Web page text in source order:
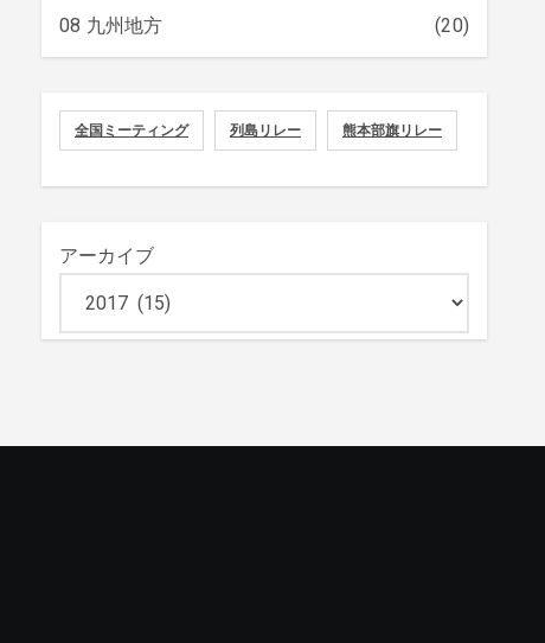
08 九州地方 (20)
全国ミーティング 列島リレー 熊本部旗リレー
アーカイブ